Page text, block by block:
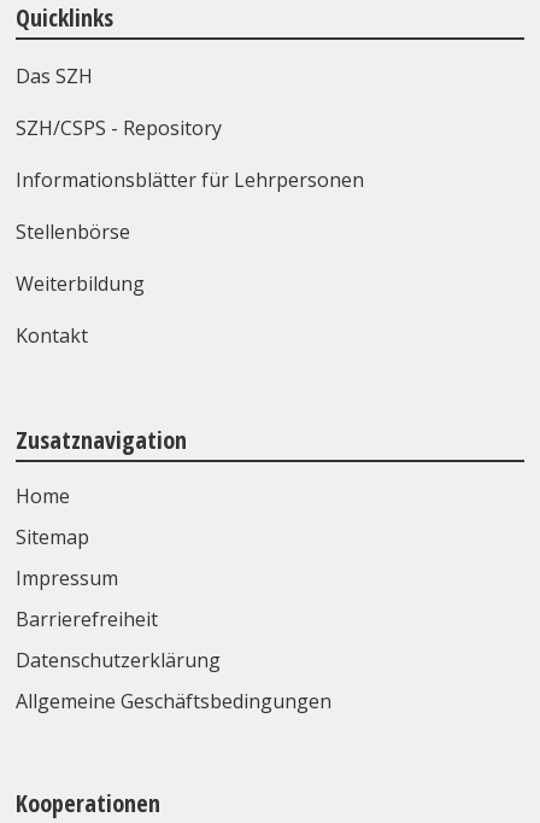
Quicklinks
Das SZH
SZH/CSPS - Repository
Informationsblätter für Lehrpersonen
Stellenbörse
Weiterbildung
Kontakt
Zusatznavigation
Home
Sitemap
Impressum
Barrierefreiheit
Datenschutzerklärung
Allgemeine Geschäftsbedingungen
Kooperationen